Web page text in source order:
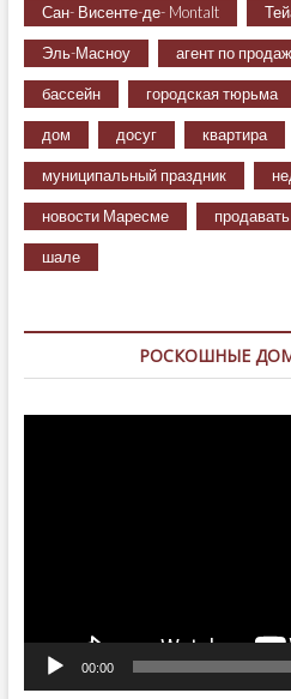
Сан- Висенте-де- Montalt
Эль-Масноу агент по
бассейн городская тюрьма
дом досуг квартира
муниципальный праздник
новости Маресме продавать
шале
РОСКОШНЫЕ
00:00